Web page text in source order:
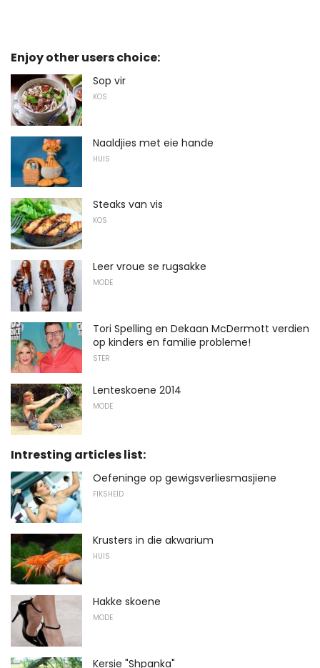
Enjoy other users choice:
Sop vir
KOS
Naaldjies met eie hande
HUIS
Steaks van vis
KOS
Leer vroue se rugsakke
MODE
Tori Spelling en Dekaan McDermott verdien
op kinders en familie probleme!
STER
Lenteskoene 2014
MODE
Intresting articles list:
Oefeninge op gewigsverliesmasjiene
FIKSHEID
Krusters in die akwarium
HUIS
Hakke skoene
MODE
Kersie "Shpanka"